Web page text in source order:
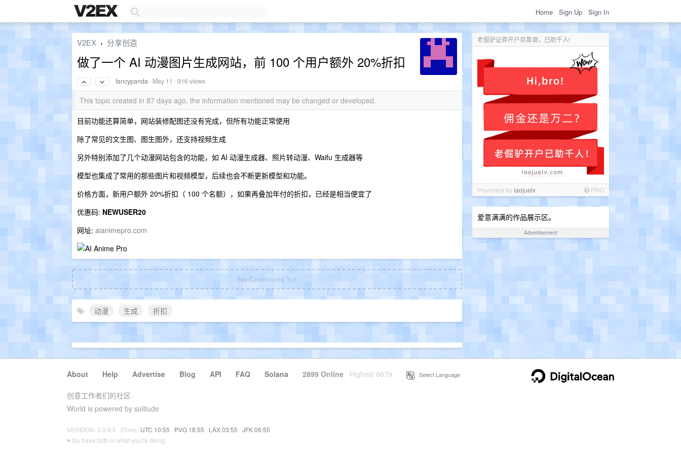
Home Sign Up Sign In
老倔驴证券开户巨靠谱，已助千人!
Promoted bylaojuelv PRO
爱意满满的作品展示区。
Advertisement
V2EX › 分享创造
做了一个 AI 动漫图片生成网站，前 100 个用户额外 20%折扣
fancypanda · May 11 · 916 views
This topic created in 87 days ago, the information mentioned may be changed or developed.
目前功能还算简单，网站装修配图还没有完成，但所有功能正常使用
除了常见的文生图、图生图外，还支持视频生成
另外特别添加了几个动漫网站包含的功能，如 AI 动漫生成器、照片转动漫、Waifu 生成器等
模型也集成了常用的那些图片和视频模型，后续也会不断更新模型和功能。
价格方面，新用户额外 20%折扣（ 100 个名额），如果再叠加年付的折扣，已经是相当便宜了
优惠码: NEWUSER20
网址: aianimepro.com
No Comments Yet
动漫 生成 折扣
About · Help · Advertise · Blog · API · FAQ · Solana · 2899 Online Highest 6679 Select Language
创意工作者们的社区
World is powered by solitude
VERSION: 3.9.8.5 · 20ms · UTC 10:55 · PVG 18:55 · LAX 03:55 · JFK 06:55
♥ Do have faith in what you're doing.